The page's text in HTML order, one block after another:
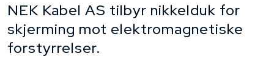
NEK Kabel AS tilbyr nikkelduk for
skjerming mot elektromagnetiske
forstyrrelser.